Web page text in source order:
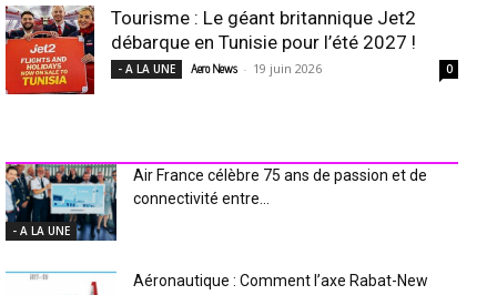
Tourisme : Le géant britannique Jet2
débarque en Tunisie pour l’été 2027 !
- A LA UNE Aero News - 19 juin 2026 0
- A LA UNE
Air France célèbre 75 ans de passion et de
connectivité entre...
Aéronautique : Comment l’axe Rabat-New